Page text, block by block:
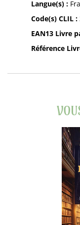
Langue(s) :
Code(s) CLIL :
EAN13 Livre
Référence